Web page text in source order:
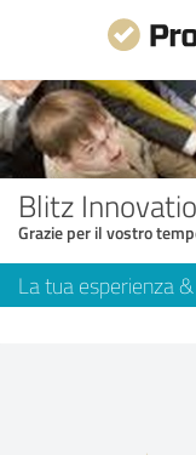
Blitz
Grazie per il vostro
La tua esperienza